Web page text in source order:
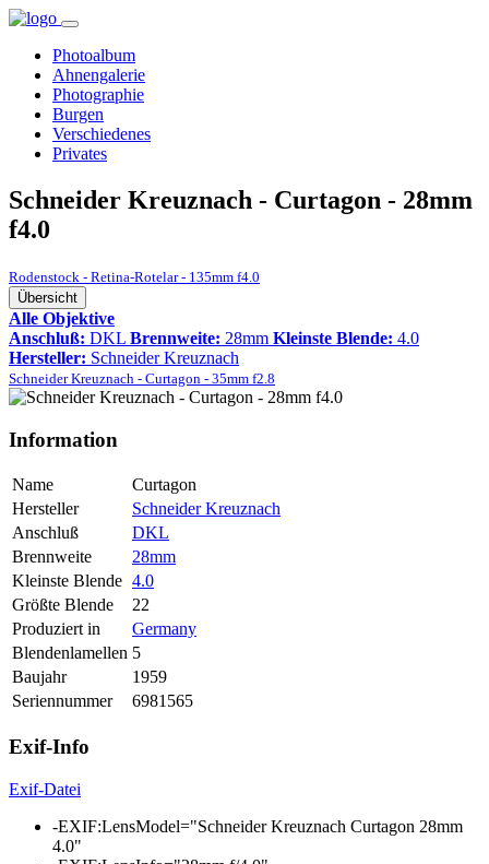
Photoalbum
Ahnengalerie
Photographie
Burgen
Verschiedenes
Privates
Schneider Kreuznach - Curtagon - 28mm
f4.0
Rodenstock - Retina-Rotelar - 135mm f4.0
Übersicht
Alle Objektive
Anschluß: DKL Brennweite: 28mm Kleinste Blende: 4.0
Hersteller: Schneider Kreuznach
Schneider Kreuznach - Curtagon - 35mm f2.8
Information
Name
Curtagon
Hersteller
Schneider Kreuznach
Anschluß
DKL
Brennweite
28mm
Kleinste Blende 4.0
Größte Blende
22
Produziert in
Germany
Blendenlamellen 5
Baujahr
1959
Seriennummer
6981565
Exif-Info
Exif-Datei
-EXIF:LensModel="Schneider Kreuznach Curtagon 28mm
4.0"